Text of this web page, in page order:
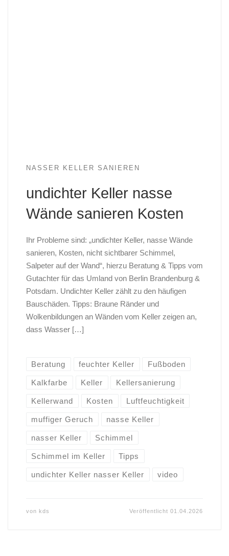
NASSER KELLER SANIEREN
undichter Keller nasse
Wände sanieren Kosten
Ihr Probleme sind: „undichter Keller, nasse Wände
sanieren, Kosten, nicht sichtbarer Schimmel,
Salpeter auf der Wand“, hierzu Beratung & Tipps vom
Gutachter für das Umland von Berlin Brandenburg &
Potsdam. Undichter Keller zählt zu den häufigen
Bauschäden. Tipps: Braune Ränder und
Wolkenbildungen an Wänden vom Keller zeigen an,
dass Wasser […]
Beratung feuchter Keller Fußboden
Kalkfarbe Keller Kellersanierung
Kellerwand Kosten Luftfeuchtigkeit
muffiger Geruch nasse Keller
nasser Keller Schimmel
Schimmel im Keller Tipps
undichter Keller nasser Keller video
von kds Veröffentlicht01.04.2026